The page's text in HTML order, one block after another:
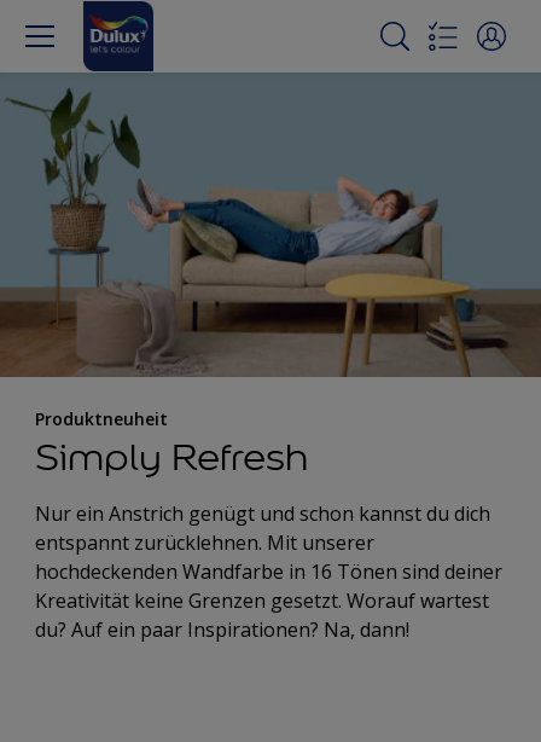
Produktneuheit
Simply Refresh
Nur ein Anstrich genügt und schon kannst du dich
entspannt zurücklehnen. Mit unserer
hochdeckenden Wandfarbe in 16 Tönen sind deiner
Kreativität keine Grenzen gesetzt. Worauf wartest
du? Auf ein paar Inspirationen? Na, dann!